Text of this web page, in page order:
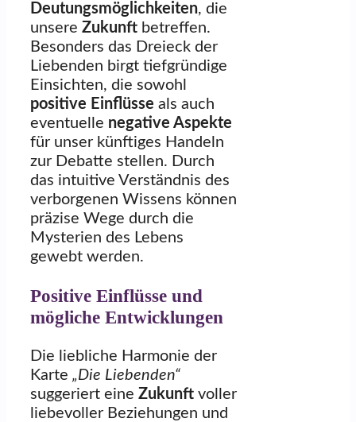
Deutungsmöglichkeiten, die
unsere Zukunft betreffen.
Besonders das Dreieck der
Liebenden birgt tiefgründige
Einsichten, die sowohl
positive Einflüsse als auch
eventuelle negative Aspekte
für unser künftiges Handeln
zur Debatte stellen. Durch
das intuitive Verständnis des
verborgenen Wissens können
präzise Wege durch die
Mysterien des Lebens
gewebt werden.
Positive Einflüsse und
mögliche Entwicklungen
Die liebliche Harmonie der
Karte „Die Liebenden“
suggeriert eine Zukunft voller
liebevoller Beziehungen und